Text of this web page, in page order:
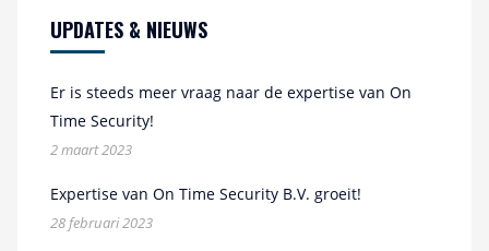
UPDATES & NIEUWS
Er is steeds meer vraag naar de expertise van On
Time Security!
2 maart 2023
Expertise van On Time Security B.V. groeit!
28 februari 2023